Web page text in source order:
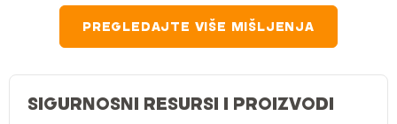
PREGLEDAJTE VIŠE MIŠLJENJA
SIGURNOSNI RESURSI I PROIZVODI